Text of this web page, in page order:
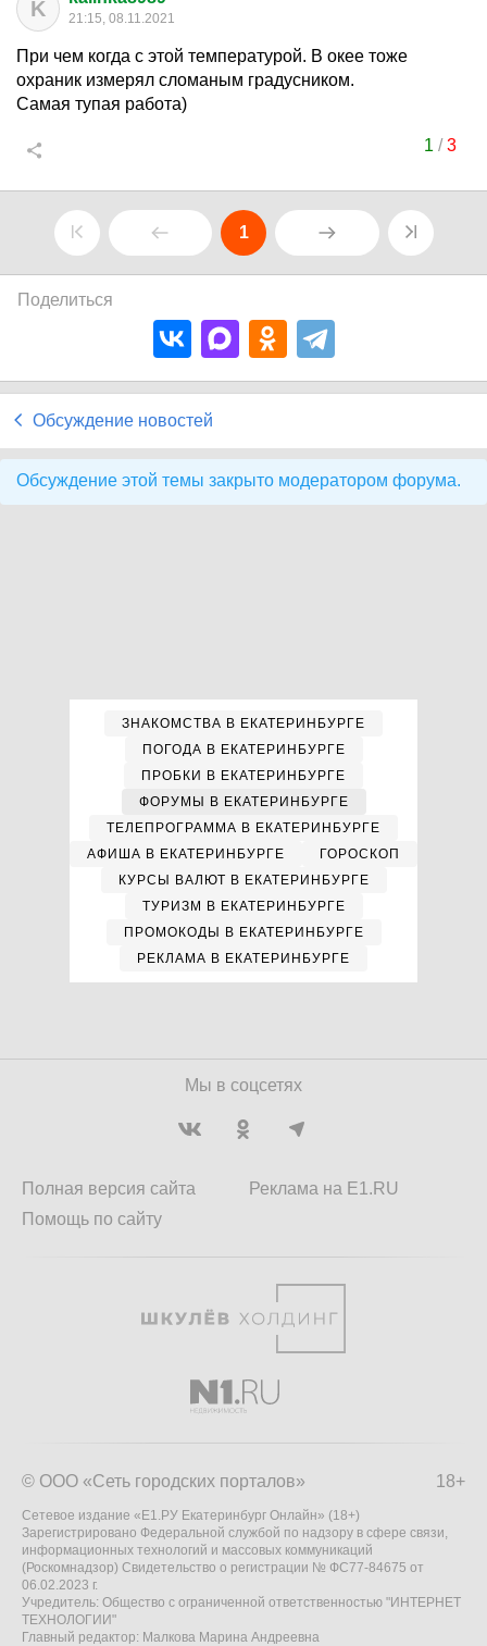
K 21:15, 08.11.2021
При чем когда с этой температурой. В окее тоже
охраник измерял сломаным градусником.
Самая тупая работа)
1 /3
1
Поделиться
Обсуждение новостей
Обсуждение этой темы закрыто модератором форума.
ЗНАКОМСТВА В ЕКАТЕРИНБУРГЕ
ПОГОДА В ЕКАТЕРИНБУРГЕ
ПРОБКИ В ЕКАТЕРИНБУРГЕ
ФОРУМЫ В ЕКАТЕРИНБУРГЕ
ТЕЛЕПРОГРАММА В ЕКАТЕРИНБУРГЕ
АФИША В ЕКАТЕРИНБУРГЕ
ГОРОСКОП
КУРСЫ ВАЛЮТ В ЕКАТЕРИНБУРГЕ
ТУРИЗМ В ЕКАТЕРИНБУРГЕ
ПРОМОКОДЫ В ЕКАТЕРИНБУРГЕ
РЕКЛАМА В ЕКАТЕРИНБУРГЕ
Мы в соцсетях
Полная версия сайта
Помощь по сайту
Реклама на E1.RU
18+
© ООО «Сеть городских порталов»
Сетевое издание «Е1.РУ Екатеринбург Онлайн» (18+)
Зарегистрировано Федеральной службой по надзору в сфере связи,
информационных технологий и массовых коммуникаций
(Роскомнадзор) Свидетельство о регистрации № ФС77-84675 от
06.02.2023 г.
Учредитель: Общество с ограниченной ответственностью "ИНТЕРНЕТ
ТЕХНОЛОГИИ"
Главный редактор: Малкова Марина Андреевна